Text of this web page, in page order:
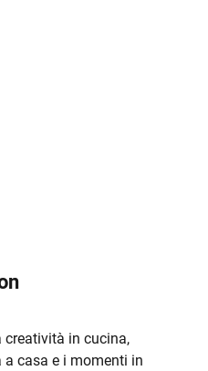
creatività in cucina,
casa e i momenti in